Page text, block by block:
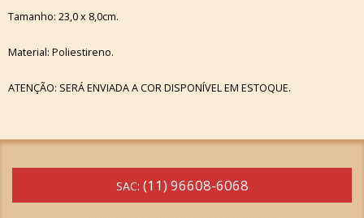
Tamanho: 23,0 x 8,0cm.
Material: Poliestireno.
ATENÇÃO: SERÁ ENVIADA A COR DISPONÍVEL EM ESTOQUE.
SAC: (11) 96608-6068